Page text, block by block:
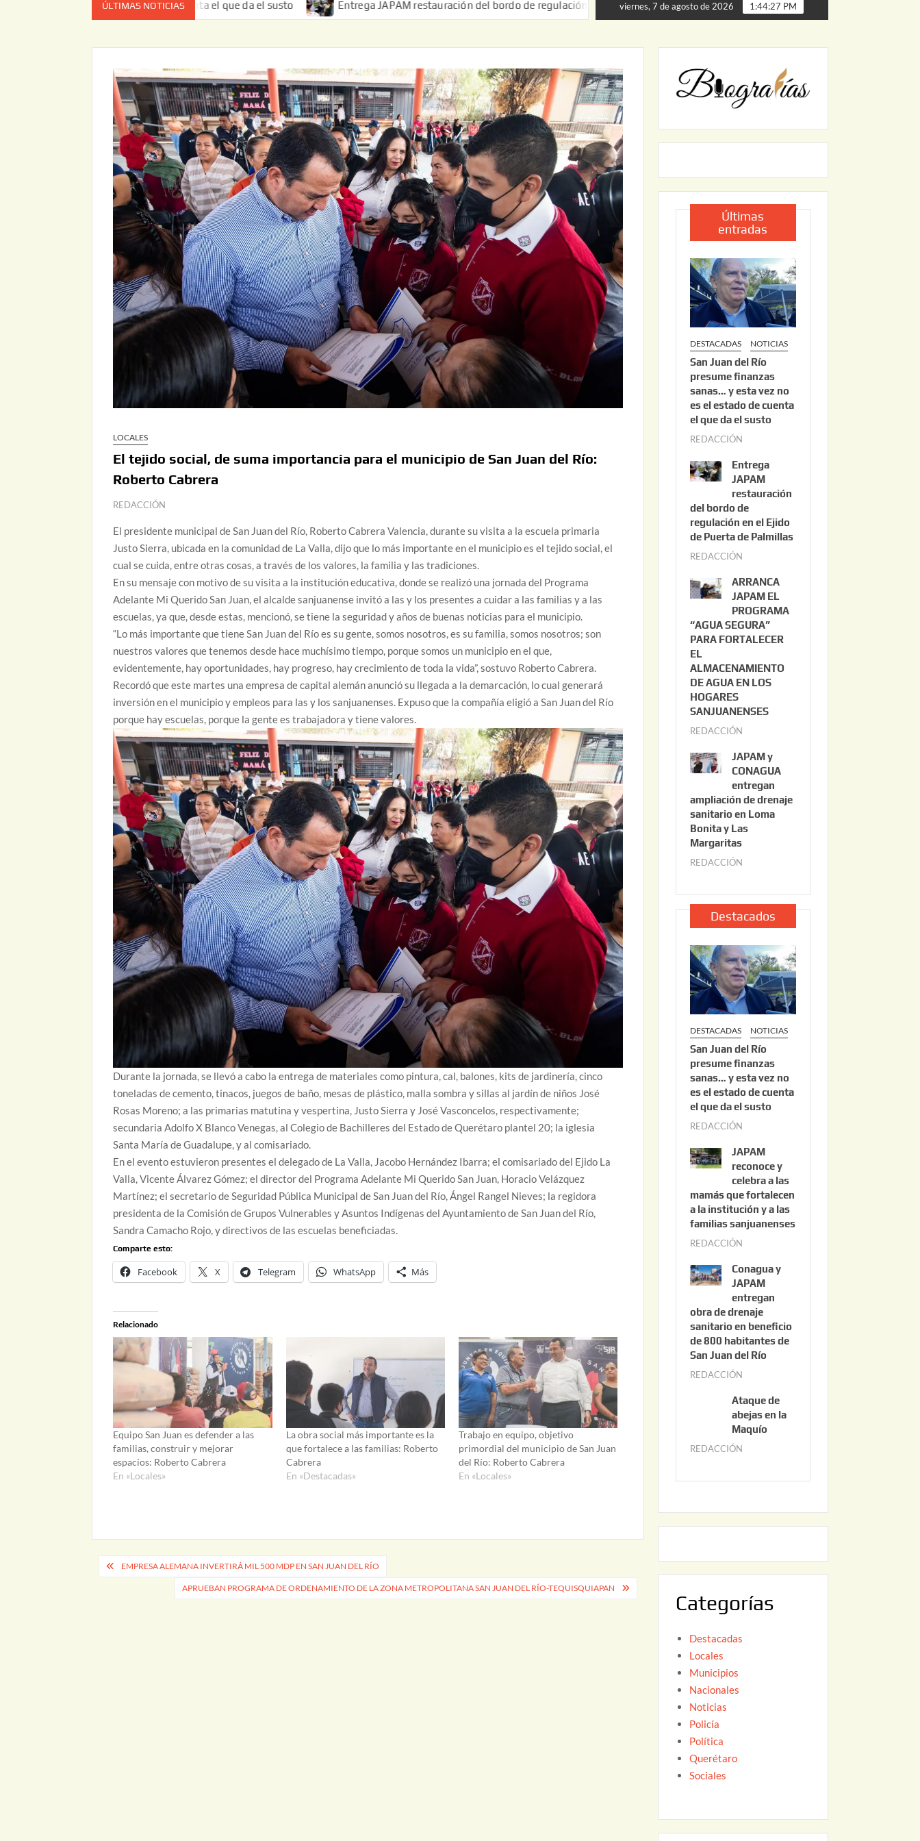
ÚLTIMAS NOTICIAS
no es el estado de cuenta el que da el susto Entrega JAPAM restauración del bordo de regulación en el Ejido de Puerta de Palmillas ARRANCA JAPAM EL PROGRAMA “AGUA
viernes, 7 de agosto de 2026 1:44:28 PM
LOCALES
El tejido social, de suma importancia para el municipio de San Juan del Río:
Roberto Cabrera
REDACCIÓN
El presidente municipal de San Juan del Río, Roberto Cabrera Valencia, durante su visita a la escuela primaria
Justo Sierra, ubicada en la comunidad de La Valla, dijo que lo más importante en el municipio es el tejido social, el
cual se cuida, entre otras cosas, a través de los valores, la familia y las tradiciones.
En su mensaje con motivo de su visita a la institución educativa, donde se realizó una jornada del Programa
Adelante Mi Querido San Juan, el alcalde sanjuanense invitó a las y los presentes a cuidar a las familias y a las
escuelas, ya que, desde estas, mencionó, se tiene la seguridad y años de buenas noticias para el municipio.
“Lo más importante que tiene San Juan del Río es su gente, somos nosotros, es su familia, somos nosotros; son
nuestros valores que tenemos desde hace muchísimo tiempo, porque somos un municipio en el que,
evidentemente, hay oportunidades, hay progreso, hay crecimiento de toda la vida”, sostuvo Roberto Cabrera.
Recordó que este martes una empresa de capital alemán anunció su llegada a la demarcación, lo cual generará
inversión en el municipio y empleos para las y los sanjuanenses. Expuso que la compañía eligió a San Juan del Río
porque hay escuelas, porque la gente es trabajadora y tiene valores.
Durante la jornada, se llevó a cabo la entrega de materiales como pintura, cal, balones, kits de jardinería, cinco
toneladas de cemento, tinacos, juegos de baño, mesas de plástico, malla sombra y sillas al jardín de niños José
Rosas Moreno; a las primarias matutina y vespertina, Justo Sierra y José Vasconcelos, respectivamente;
secundaria Adolfo X Blanco Venegas, al Colegio de Bachilleres del Estado de Querétaro plantel 20; la iglesia
Santa María de Guadalupe, y al comisariado.
En el evento estuvieron presentes el delegado de La Valla, Jacobo Hernández Ibarra; el comisariado del Ejido La
Valla, Vicente Álvarez Gómez; el director del Programa Adelante Mi Querido San Juan, Horacio Velázquez
Martínez; el secretario de Seguridad Pública Municipal de San Juan del Río, Ángel Rangel Nieves; la regidora
presidenta de la Comisión de Grupos Vulnerables y Asuntos Indígenas del Ayuntamiento de San Juan del Río,
Sandra Camacho Rojo, y directivos de las escuelas beneficiadas.
Comparte esto:
Facebook X Telegram WhatsApp Más
Relacionado
Equipo San Juan es defender a las
familias, construir y mejorar
espacios: Roberto Cabrera
En «Locales»
La obra social más importante es la
que fortalece a las familias: Roberto
Cabrera
En «Destacadas»
Trabajo en equipo, objetivo
primordial del municipio de San Juan
del Río: Roberto Cabrera
En «Locales»
Navegación
EMPRESA ALEMANA INVERTIRÁ MIL 500 MDP EN SAN JUAN DEL RÍO
APRUEBAN PROGRAMA DE ORDENAMIENTO DE LA ZONA METROPOLITANA SAN JUAN DEL RÍO-TEQUISQUIAPAN
Últimas
entradas
DESTACADAS NOTICIAS
San Juan del Río
presume finanzas
sanas… y esta vez no
es el estado de cuenta
el que da el susto
REDACCIÓN
o
s
t
o
3
2
0
2
6
Entrega
JAPAM
restauración
del bordo de
regulación en el Ejido
de Puerta de Palmillas
REDACCIÓN
l
i
o
2
0
ARRANCA
JAPAM EL
PROGRAMA
“AGUA SEGURA”
PARA FORTALECER
EL
ALMACENAMIENTO
DE AGUA EN LOS
HOGARES
SANJUANENSES
REDACCIÓN
l
i
o
2
2
2
6
JAPAM y
CONAGUA
entregan
ampliación de drenaje
sanitario en Loma
Bonita y Las
Margaritas
REDACCIÓN
l
i
o
2
2
,
2
0
2
6
Destacados
DESTACADAS NOTICIAS
San Juan del Río
presume finanzas
sanas… y esta vez no
es el estado de cuenta
el que da el susto
REDACCIÓN
s
t
o
3
0
2
6
JAPAM
reconoce y
celebra a las
mamás que fortalecen
a la institución y a las
familias sanjuanenses
REDACCIÓN
n
i
o
3
0
0
2
6
Conagua y
JAPAM
entregan
obra de drenaje
sanitario en beneficio
de 800 habitantes de
San Juan del Río
REDACCIÓN
n
i
0
2
Ataque de
abejas en la
Maquío
REDACCIÓN
y
2
Categorías
Destacadas
Locales
Municipios
Nacionales
Noticias
Policía
Política
Querétaro
Sociales